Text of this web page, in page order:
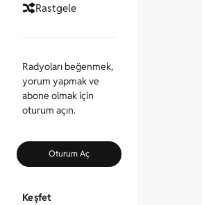
Rastgele
Radyoları beğenmek,
yorum yapmak ve
abone olmak için
oturum açın.
Oturum Aç
Keşfet